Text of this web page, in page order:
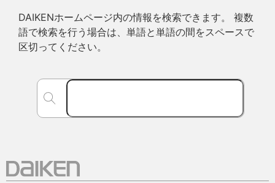
DAIKENホームページ内の情報を検索できます。 複数
語で検索を行う場合は、単語と単語の間をスペースで
区切ってください。